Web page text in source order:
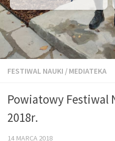
FESTIWAL NAUKI / MEDIATEKA
Powiatowy Festiwal
2018r.
14 MARCA 2018